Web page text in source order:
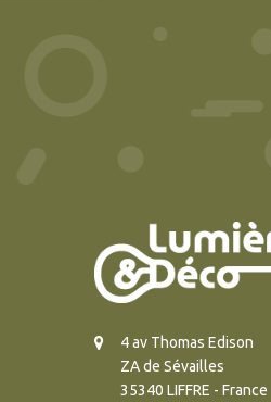
4 av Thomas Edison
ZA de Sévailles
35340 LIFFRE - France